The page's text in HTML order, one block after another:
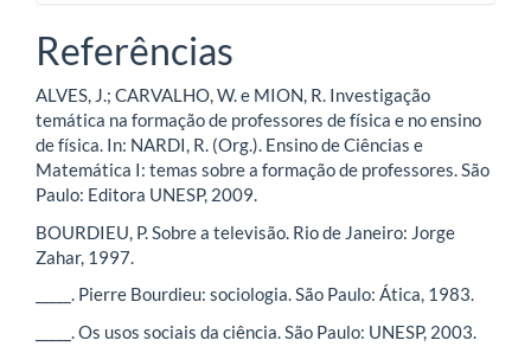
Referências
ALVES, J.; CARVALHO, W. e MION, R. Investigação
temática na formação de professores de física e no ensino
de física. In: NARDI, R. (Org.). Ensino de Ciências e
Matemática I: temas sobre a formação de professores. São
Paulo: Editora UNESP, 2009.
BOURDIEU, P. Sobre a televisão. Rio de Janeiro: Jorge
Zahar, 1997.
_____. Pierre Bourdieu: sociologia. São Paulo: Ática, 1983.
_____. Os usos sociais da ciência. São Paulo: UNESP, 2003.